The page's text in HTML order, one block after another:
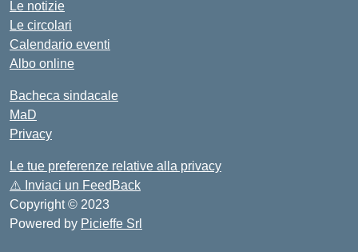
Le notizie
Le circolari
Calendario eventi
Albo online
Bacheca sindacale
MaD
Privacy
Le tue preferenze relative alla privacy
⚠️ Inviaci un FeedBack
Copyright © 2023
Powered by Picieffe Srl